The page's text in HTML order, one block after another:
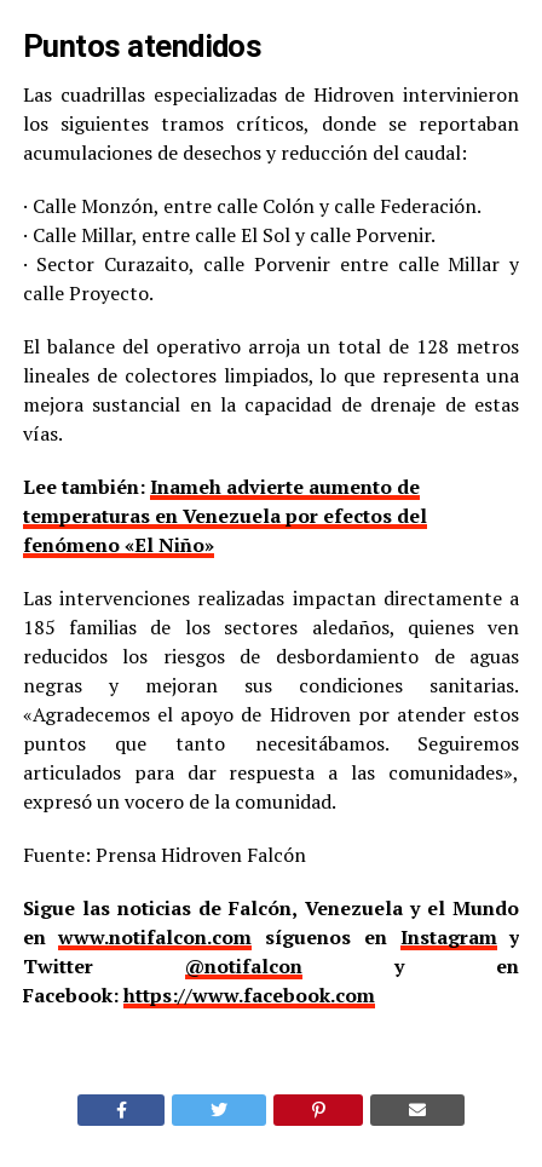
Puntos atendidos
Las cuadrillas especializadas de Hidroven intervinieron
los siguientes tramos críticos, donde se reportaban
acumulaciones de desechos y reducción del caudal:
· Calle Monzón, entre calle Colón y calle Federación.
· Calle Millar, entre calle El Sol y calle Porvenir.
· Sector Curazaito, calle Porvenir entre calle Millar y
calle Proyecto.
El balance del operativo arroja un total de 128 metros
lineales de colectores limpiados, lo que representa una
mejora sustancial en la capacidad de drenaje de estas
vías.
Lee también:Inameh advierte aumento de
temperaturas en Venezuela por efectos del
fenómeno «El Niño»
Las intervenciones realizadas impactan directamente a
185 familias de los sectores aledaños, quienes ven
reducidos los riesgos de desbordamiento de aguas
negras y mejoran sus condiciones sanitarias.
«Agradecemos el apoyo de Hidroven por atender estos
puntos que tanto necesitábamos. Seguiremos
articulados para dar respuesta a las comunidades»,
expresó un vocero de la comunidad.
Fuente: Prensa Hidroven Falcón
Sigue las noticias de Falcón, Venezuela y el Mundo
enwww.notifalcon.com síguenos en Instagramy
Twitter @notifalcony en
Facebook:https://www.facebook.com